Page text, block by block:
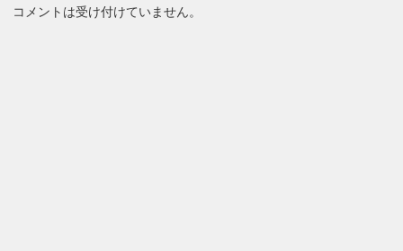
コメントは受け付けていません。